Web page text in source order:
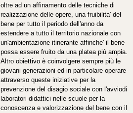
oltre ad un affinamento delle tecniche di
realizzazione delle opere, una fruibilita' del
bene per tutto il periodo dell'anno da
estendere a tutto il territorio nazionale con
un'ambientazione itinerante affinche' il bene
possa essere fruito da una platea più ampia.
Altro obiettivo è coinvolgere sempre più le
giovani generazioni ed in particolare operare
attraverso queste iniziative per la
prevenzione del disagio sociale con l'avviodi
laboratori didattici nelle scuole per la
conoscenza e valorizzazione del bene con il